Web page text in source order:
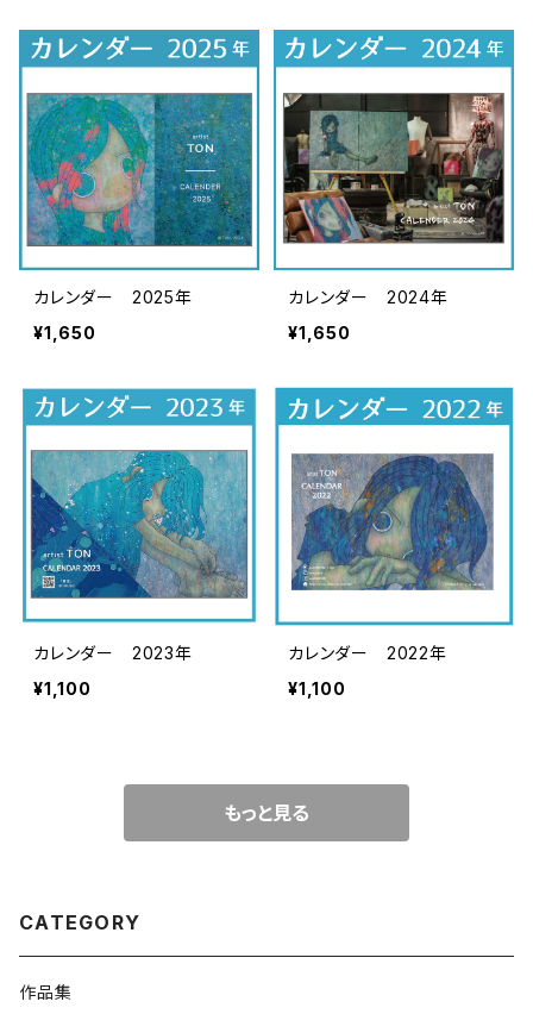
カレンダー 2025年
¥1,650
カレンダー 2024年
¥1,650
カレンダー 2023年
¥1,100
カレンダー 2022年
¥1,100
もっと見る
CATEGORY
作品集